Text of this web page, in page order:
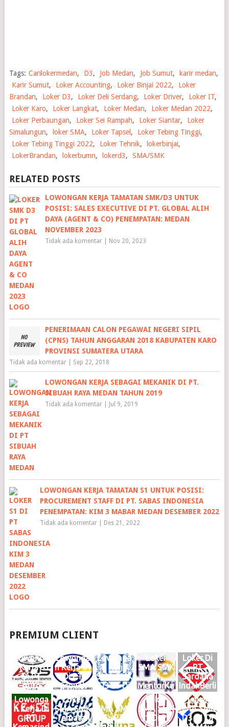
Tags: Carilokermedan, D3, Job Medan, Job Sumut, karir medan,
Karir Sumut, Loker Accounting, Loker Binjai 2022,
Loker
Brandan, Loker D3, Loker Deli Serdang, Loker Driver, Loker IT,
Loker Karo, Loker Langkat, Loker Medan, Loker Medan 2022,
Loker Perbaungan, Loker Sei Rampah, Loker Siantar,
Loker
Simalungun, loker SMA, Loker Tapsel , Loker Tebing Tinggi,
Loker Tebing Tinggi 2022, Loker Tehnik, lokerbinjai,
LokerBrandan, lokerbumn, lokerd3, SMA/SMK
RELATED POSTS
LOWONGAN KERJA TAMATAN SMK/D3 UNTUK
POSISI: SALES EXECUTIVE DI PT. GLOBAL ALIH
DAYA (AGENT & CO) PENEMPATAN: MEDAN
NOVEMBER 2023
Tidak ada komentar| Nov 20, 2023
PENERIMAAN CALON PEGAWAI NEGERI SIPIL
(CPNS) TAHUN ANGGARAN 2018 KABUPATEN KARO
PROVINSI SUMATERA UTARA
Tidak ada komentar| Sep 22, 2018
LOWONGAN KERJA SEBAGAI MEKANIK DI PT.
SIBUAH RAYA MEDAN TAHUN 2019
Tidak ada komentar| Jul 9, 2019
LOWONGAN KERJA TAMATAN S1 UNTUK POSISI:
PROCUREMENT STAFF DI PT. SABAS INDONESIA
PENEMPATAN: KIM 3 MABAR MEDAN DESEMBER 2022
Tidak ada komentar| Des 21, 2022
PREMIUM CLIENT
Lowonga
n Kerja S1
Di PT
Auto
Dinamik
Sentosa
Medan
Juni 2026
Lowonga
n Kerja S1
Di PT
Growth
Steel
Group
Medan
Mei 2026
Lowonga
n Kerja
SMA SMK
D3 S1 Di
Group
Medan
Mei 2026
Loker
SMA SMK
Di
MentorKu
Indonesia
Medan
Maret
2025
Loker Di
PT
Sardana
IndahBerli
an Motor
Medan
Februari
2025
Lowonga
n Kerja Di
PT
Loker
SMA SMK
Tamatan
Loker
SMA SMK
Di PT
Loker
SMA SMK
S1 Di PT
Loker
SMA SMK
D3 S1 Di